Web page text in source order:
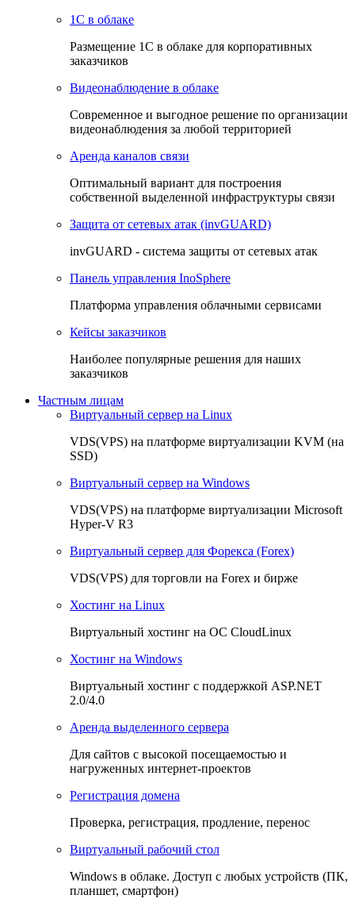
1C в облаке
Размещение 1С в облаке для корпоративных
заказчиков
Видеонаблюдение в облаке
Cовременное и выгодное решение по организации
видеонаблюдения за любой территорией
Аренда каналов связи
Оптимальный вариант для построения
собственной выделенной инфраструктуры связи
Защита от сетевых атак (invGUARD)
invGUARD - система защиты от сетевых атак
Панель управления InoSphere
Платформа управления облачными сервисами
Кейсы заказчиков
Наиболее популярные решения для наших
заказчиков
Частным лицам
Виртуальный сервер на Linux
VDS(VPS) на платформе виртуализации KVM (на
SSD)
Виртуальный сервер на Windows
VDS(VPS) на платформе виртуализации Microsoft
Hyper-V R3
Виртуальный сервер для Форекса (Forex)
VDS(VPS) для торговли на Forex и бирже
Хостинг на Linux
Виртуальный хостинг на OC CloudLinux
Хостинг на Windows
Виртуальный хостинг с поддержкой ASP.NET
2.0/4.0
Аренда выделенного сервера
Для сайтов с высокой посещаемостью и
нагруженных интернет-проектов
Регистрация домена
Проверка, регистрация, продление, перенос
Виртуальный рабочий стол
Windows в облаке. Доступ с любых устройств (ПК,
планшет, смартфон)